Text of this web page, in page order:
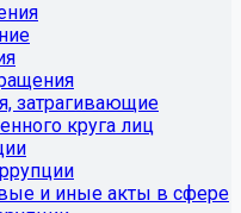
затрагивающие
круга лиц
и иные акты в сфере